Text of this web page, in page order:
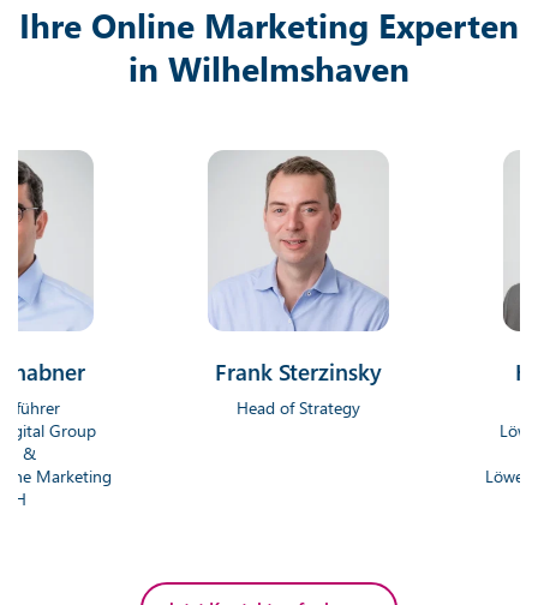
Ihre Online Marketing Experten
in Wilhelmshaven
Frank Sterzinsky
Head of Strategy
Löwenstark